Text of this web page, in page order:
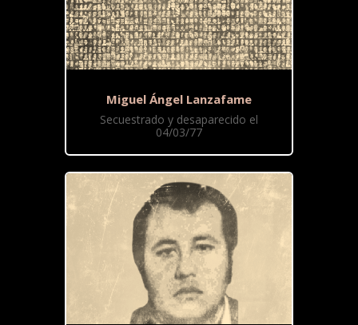
Miguel Ángel Lanzafame
Secuestrado y desaparecido el
04/03/77